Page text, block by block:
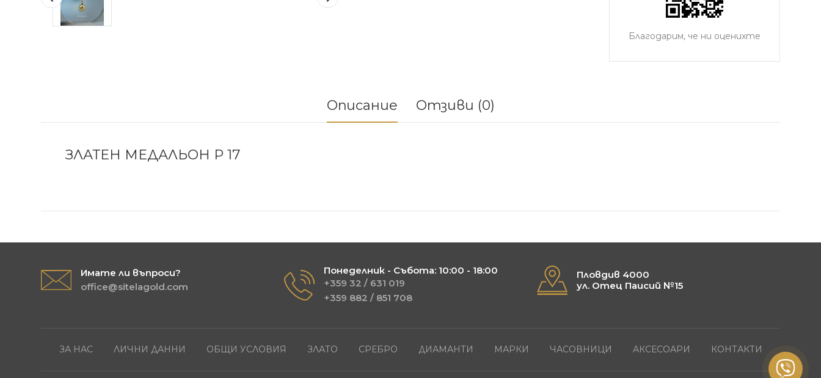
Благодарим, че ни оценихте
Описание Отзиви (0)
ЗЛАТЕН МЕДАЛЬОН P 17
Имате ли въпроси?
office@sitelagold.com
Понеделник - Събота: 10:00 - 18:00
+359 32 / 631 019
+359 882 / 851 708
Пловдив 4000
ул. Отец Паисий №15
ЗА НАС ЛИЧНИ ДАННИ ОБЩИ УСЛОВИЯ ЗЛАТО СРЕБРО ДИАМАНТИ МАРКИ ЧАСОВНИЦИ АКСЕСОАРИ КОНТАКТИ